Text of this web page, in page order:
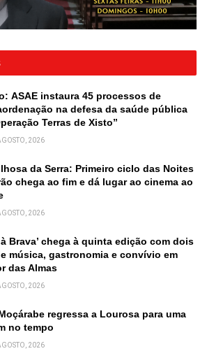
ASAE instaura 45 processos de
na defesa da saúde pública
Terras de Xisto”
2026
da Serra: Primeiro ciclo das Noites
chega ao fim e dá lugar ao cinema ao
2026
à Brava’ chega à quinta edição com dois
música, gastronomia e convívio em
das Almas
2026
regressa a Lourosa para uma
no tempo
2026